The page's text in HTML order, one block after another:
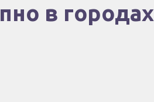
в городах